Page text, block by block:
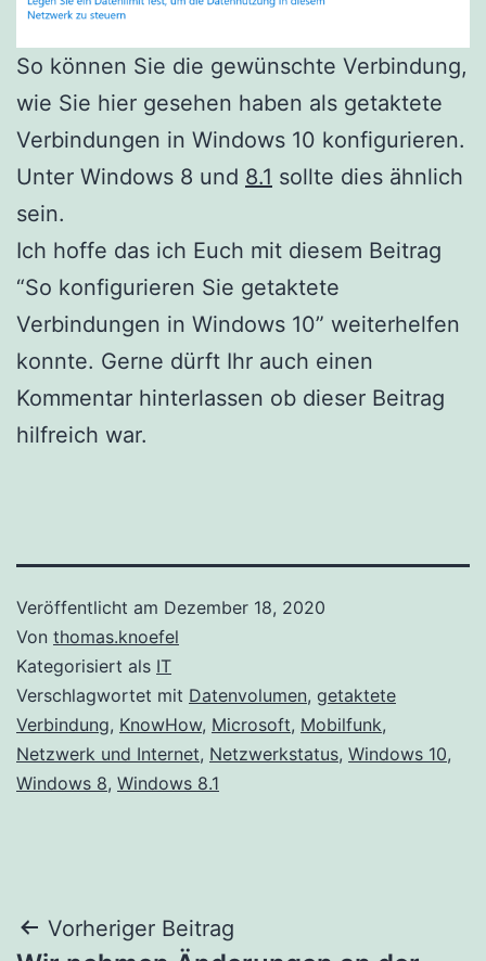
So können Sie die gewünschte Verbindung,
wie Sie hier gesehen haben als getaktete
Verbindungen in Windows 10 konfigurieren.
Unter Windows 8 und 8.1 sollte dies ähnlich
sein.
Ich hoffe das ich Euch mit diesem Beitrag
“So konfigurieren Sie getaktete
Verbindungen in Windows 10” weiterhelfen
konnte. Gerne dürft Ihr auch einen
Kommentar hinterlassen ob dieser Beitrag
hilfreich war.
Veröffentlicht am Dezember 18, 2020
Von thomas.knoefel
Kategorisiert als IT
Verschlagwortet mit Datenvolumen, getaktete
Verbindung, KnowHow, Microsoft, Mobilfunk,
Netzwerk und Internet, Netzwerkstatus, Windows 10,
Windows 8, Windows 8.1
Beitragsnavigation
Vorheriger Beitrag